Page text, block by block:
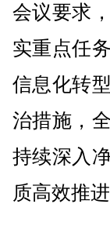
会议要求
实重点任
信息化转
治措施，
持续深入
质高效推进